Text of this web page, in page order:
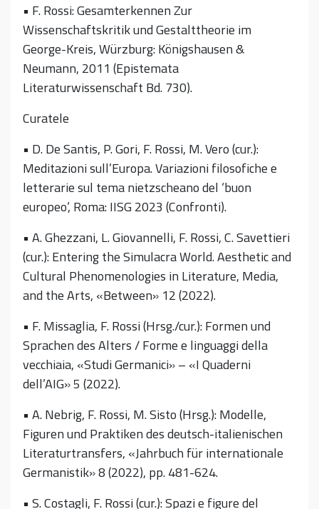
• F. Rossi: Gesamterkennen Zur
Wissenschaftskritik und Gestalttheorie im
George-Kreis, Würzburg: Königshausen &
Neumann, 2011 (Epistemata
Literaturwissenschaft Bd. 730).
Curatele
• D. De Santis, P. Gori, F. Rossi, M. Vero (cur.):
Meditazioni sull’Europa. Variazioni filosofiche e
letterarie sul tema nietzscheano del ‘buon
europeo’, Roma: IISG 2023 (Confronti).
• A. Ghezzani, L. Giovannelli, F. Rossi, C. Savettieri
(cur.): Entering the Simulacra World. Aesthetic and
Cultural Phenomenologies in Literature, Media,
and the Arts, «Between» 12 (2022).
• F. Missaglia, F. Rossi (Hrsg./cur.): Formen und
Sprachen des Alters / Forme e linguaggi della
vecchiaia, «Studi Germanici» – «I Quaderni
dell’AIG» 5 (2022).
• A. Nebrig, F. Rossi, M. Sisto (Hrsg.): Modelle,
Figuren und Praktiken des deutsch-italienischen
Literaturtransfers, «Jahrbuch für internationale
Germanistik» 8 (2022), pp. 481-624.
• S. Costagli, F. Rossi (cur.): Spazi e figure del